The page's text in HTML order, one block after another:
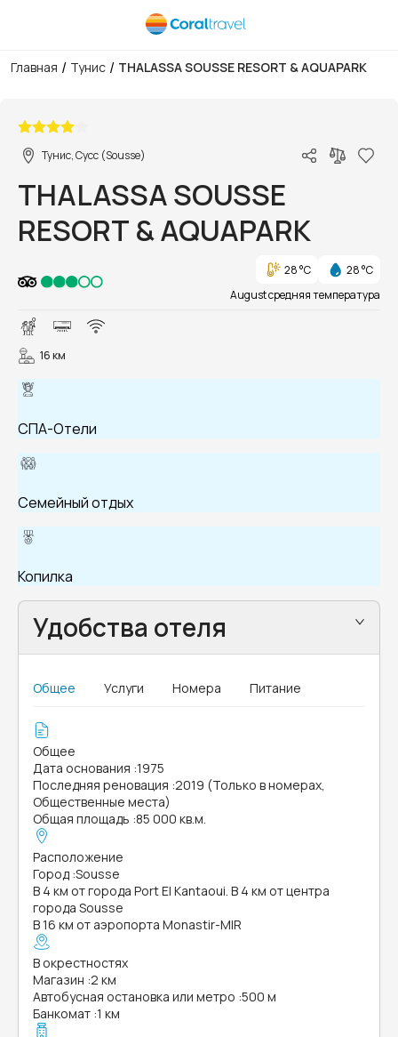
Главная / Тунис / THALASSA SOUSSE RESORT & AQUAPARK
Тунис, Сусс (Sousse)
THALASSA SOUSSE
RESORT & AQUAPARK
28 °C
28 °C
August средняя температура
16 км
СПА-Отели
Семейный отдых
Копилка
Удобства отеля
Общее Услуги Номера Питание
Общее
Дата основания :1975
Последняя реновация :2019 (Только в номерах,
Общественные места)
Общая площадь :85 000 кв.м.
Расположение
Город :Sousse
В 4 км от города Port El Kantaoui. В 4 км от центра
города Sousse
В 16 км от аэропорта Monastir-MIR
В окрестностях
Магазин :2 км
Автобусная остановка или метро :500 м
Банкомат :1 км